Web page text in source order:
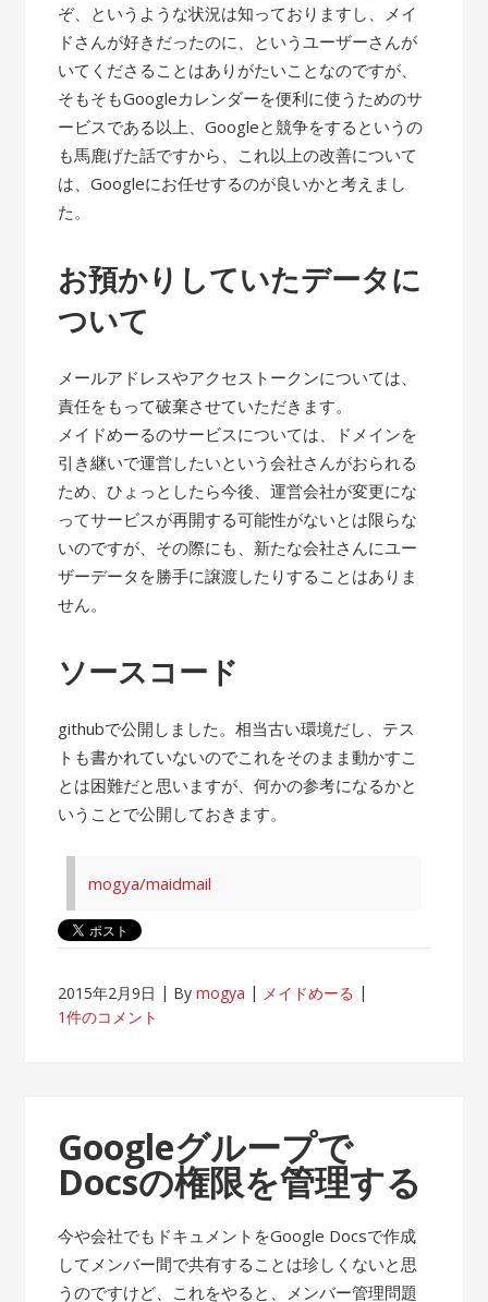
ぞ、というような状況は知っておりますし、メイ
ドさんが好きだったのに、というユーザーさんが
いてくださることはありがたいことなのですが、
そもそもGoogleカレンダーを便利に使うためのサ
ービスである以上、Googleと競争をするというの
も馬鹿げた話ですから、これ以上の改善について
は、Googleにお任せするのが良いかと考えまし
た。
お預かりしていたデータに
ついて
メールアドレスやアクセストークンについては、
責任をもって破棄させていただきます。
メイドめーるのサービスについては、ドメインを
引き継いで運営したいという会社さんがおられる
ため、ひょっとしたら今後、運営会社が変更にな
ってサービスが再開する可能性がないとは限らな
いのですが、その際にも、新たな会社さんにユー
ザーデータを勝手に譲渡したりすることはありま
せん。
ソースコード
githubで公開しました。相当古い環境だし、テス
トも書かれていないのでこれをそのまま動かすこ
とは困難だと思いますが、何かの参考になるかと
いうことで公開しておきます。
mogya/maidmail
2015年2月9日 Bymogya
メイドめーる
1件のコメント
Googleグループで
Docsの権限を管理する
今や会社でもドキュメントをGoogle Docsで作成
してメンバー間で共有することは珍しくないと思
うのですけど、これをやると、メンバー管理問題